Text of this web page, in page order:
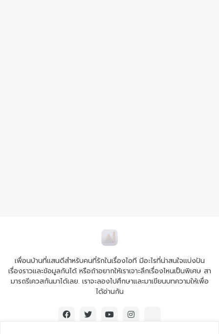
เพื่อนบ้านที่แสนดีสำหรับคนที่รักในเรื่องไอที มีอะไรที่น่าสนใจแบ่งปัน
เรื่องราวและข้อมูลกันได้ หรือถ้าอยากให้เราเจาะลึกเรื่องไหนเป็นพิเศษ สา
มารถรีเควสกันมาได้เลย. เราจะลองไปศึกษาและมาเขียนบทความให้เพื่อ
ได้อ่านกัน